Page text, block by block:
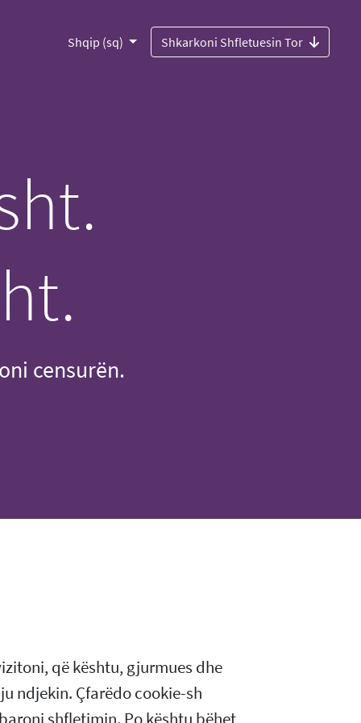
Shqip (sq) Shkarkoni Shfletuesin Tor
censurën.
që kështu, gjurmues dhe
ndjekin. Çfarëdo cookie-sh